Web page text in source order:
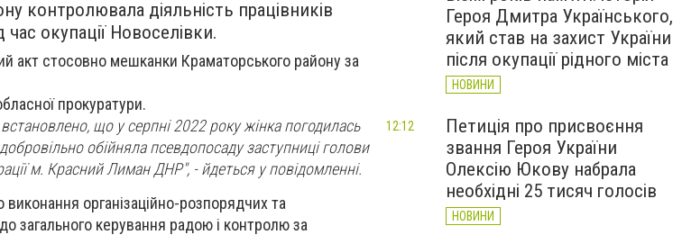
контролювала діяльність працівників
окупації Новоселівки.
акт стосовно мешканки Краматорського району за
прокуратури.
що у серпні 2022 року жінка погодилась
обійняла псевдопосаду заступниці голови
м. Красний Лиман ДНР", - йдеться у повідомленні.
виконання організаційно-розпорядчих та
загального керування радою і контролю за
Героя Дмитра Українського,
який став на захист України
після окупації рідного міста
НОВИНИ
Петиція про присвоєння
звання Героя України
Олексію Юкову набрала
необхідні 25 тисяч голосів
НОВИНИ
12:12